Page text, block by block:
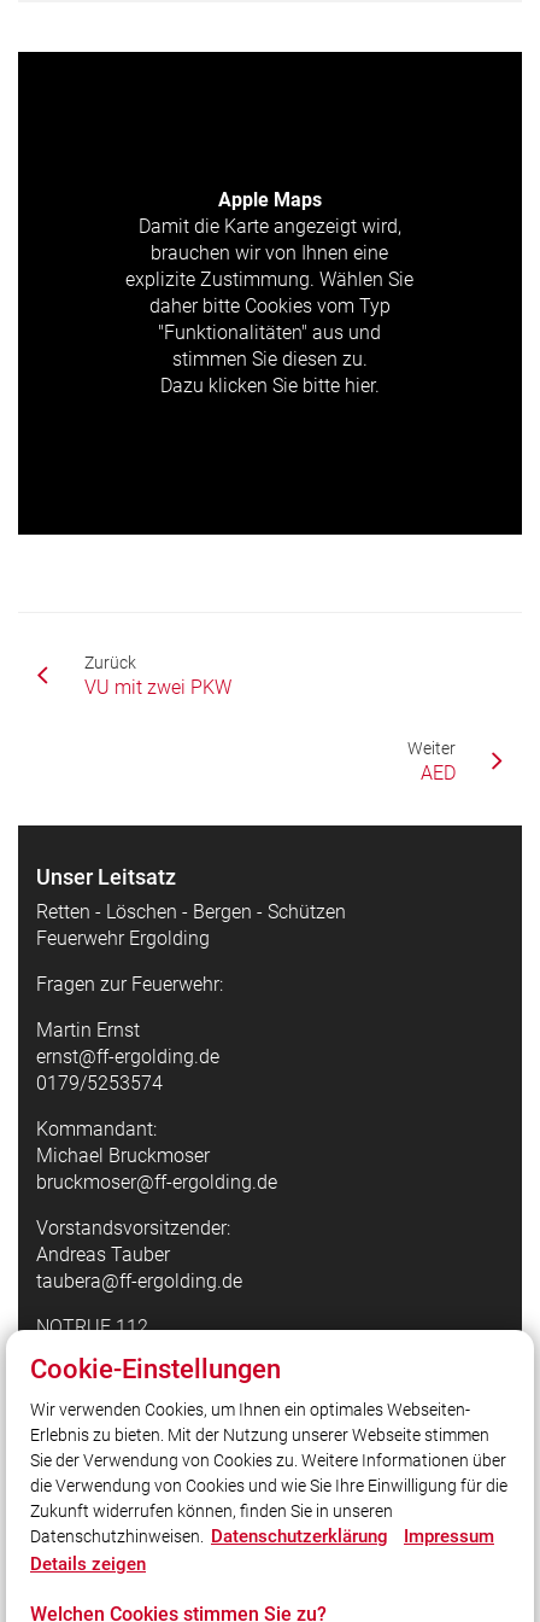
Apple Maps
Damit die Karte angezeigt wird,
brauchen wir von Ihnen eine
explizite Zustimmung. Wählen Sie
daher bitte Cookies vom Typ
"Funktionalitäten" aus und
stimmen Sie diesen zu.
Dazu klicken Sie bitte hier.
Zurück
VU mit zwei PKW
Weiter
AED
Unser Leitsatz
Retten - Löschen - Bergen - Schützen
Feuerwehr Ergolding
Fragen zur Feuerwehr:
Martin Ernst
ernst@ff-ergolding.de
0179/5253574
Kommandant:
Michael Bruckmoser
bruckmoser@ff-ergolding.de
Vorstandsvorsitzender:
Andreas Tauber
taubera@ff-ergolding.de
NOTRUF 112
Quicklinks
Feuerwehr Mattarello
Pressefotografie24
Social Media
Cookie-Einstellungen
Wir verwenden Cookies, um Ihnen ein optimales Webseiten-
Erlebnis zu bieten. Mit der Nutzung unserer Webseite stimmen
Sie der Verwendung von Cookies zu. Weitere Informationen über
die Verwendung von Cookies und wie Sie Ihre Einwilligung für die
Zukunft widerrufen können, finden Sie in unseren
Datenschutzhinweisen. Datenschutzerklärung
Impressum
Details zeigen
Welchen Cookies stimmen Sie zu?